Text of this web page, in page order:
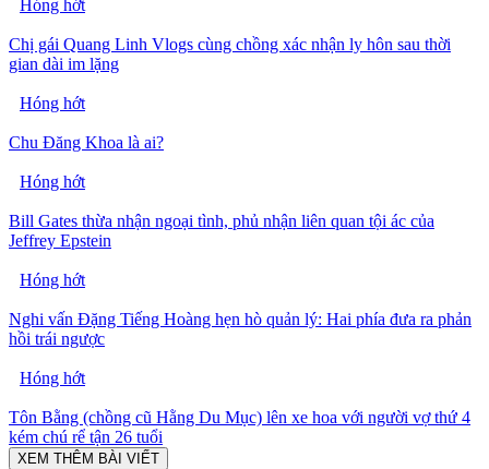
Hóng hớt
Chị gái Quang Linh Vlogs cùng chồng xác nhận ly hôn sau thời
gian dài im lặng
Hóng hớt
Chu Đăng Khoa là ai?
Hóng hớt
Bill Gates thừa nhận ngoại tình, phủ nhận liên quan tội ác của
Jeffrey Epstein
Hóng hớt
Nghi vấn Đặng Tiếng Hoàng hẹn hò quản lý: Hai phía đưa ra phản
hồi trái ngược
Hóng hớt
Tôn Bằng (chồng cũ Hằng Du Mục) lên xe hoa với người vợ thứ 4
kém chú rể tận 26 tuổi
XEM THÊM BÀI VIẾT